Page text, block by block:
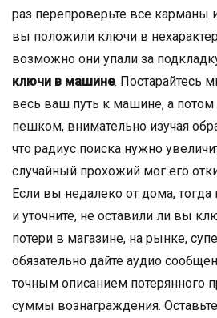
раз перепроверьте все карманы
вы положили ключи в
возможно они упали за
ключи в машине. Постарайтесь
весь ваш путь к машине, а потом
пешком, внимательно изучая
что радиус поиска нужно
случайный прохожий мог его
Если вы недалеко от дома,
и уточните, не оставили ли вы
потери в магазине, на рынке,
обязательно дайте аудио
точным описанием потерянного
суммы вознаграждения.